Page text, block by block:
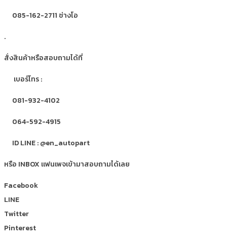
085-162-2711 ช่างโอ
.
สั่งสินค้าหรือสอบถามได้ที่
เบอร์โทร :
081-932-4102
064-592-4915
ID LINE : @en_autopart
หรือ INBOX แฟนเพจเข้ามาสอบถามได้เลย
Facebook
LINE
Twitter
Pinterest